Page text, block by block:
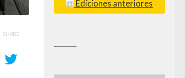
SHARE
Ediciones anteriores